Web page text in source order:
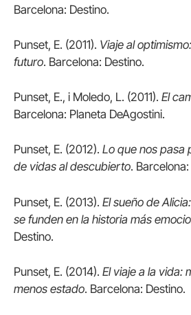
Barcelona: Destino.
Punset, E. (2011). Viaje al
futuro. Barcelona: Destino.
Punset, E., i Moledo, L. (2011). El
Barcelona: Planeta DeAgostini.
Punset, E. (2012). Lo que nos pasa
de vidas al descubierto.
Punset, E. (2013). El sueño de
se funden en la historia más
Destino.
Punset, E. (2014). El viaje a la vida:
menos estado. Barcelona: Destino.